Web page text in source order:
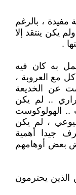
مفيدة ، بالرغم
يكن ينتقد إلا
.
به كان فيه
مع العروبة ،
وتكلمت عن الخديعة
.. لم يكن
الهولوكوست
، لم يكن
جيدا أهمية
بعض أوهامهم
الذين يحترمون